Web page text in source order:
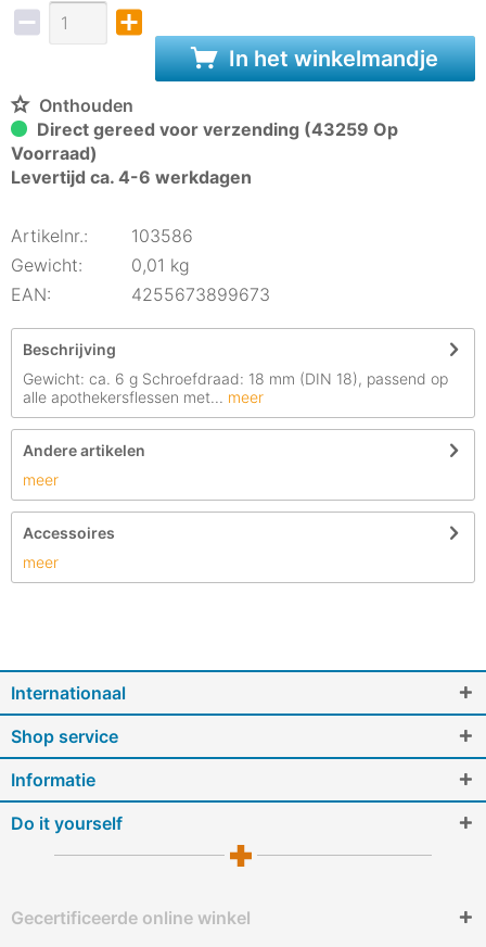
In het winkelmandje
Onthouden
Direct gereed voor verzending (43259 Op
Voorraad)
Levertijd ca. 4-6 werkdagen
Artikelnr.:
103586
Gewicht:
0,01 kg
EAN:
4255673899673
Beschrijving
Gewicht: ca. 6 g Schroefdraad: 18 mm (DIN 18), passend op
alle apothekersflessen met... meer
Andere artikelen
meer
Accessoires
meer
Internationaal
Shop service
Informatie
Do it yourself
Gecertificeerde online winkel